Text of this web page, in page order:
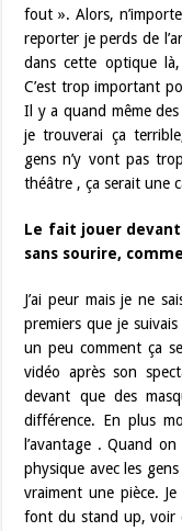
fout ». Alors,
reporter je perds de
dans cette optique
C’est trop important
Il y a quand même
je trouverai ça
gens n’y vont pas
théâtre , ça serait une
Le fait jouer
sans sourire,
J’ai peur mais je ne
premiers que je
un peu comment ça
vidéo après son
devant que des
différence. En plus
l’avantage . Quand
physique avec les
vraiment une pièce.
font du stand up, voir